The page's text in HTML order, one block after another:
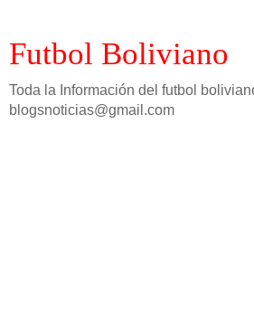
Futbol Boliviano
Toda la Información del futbol
blogsnoticias@gmail.com